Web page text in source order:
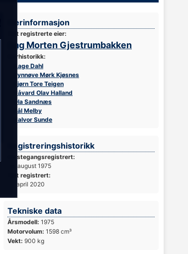
Eierinformasjon
Sist registrerte eier:
Dag Morten Gjestrumbakken
Eierhistorikk:
Aage Dahl
Synnøve Mørk Kjøsnes
Bjørn Tore Teigen
Håvard Olav Halland
Ola Sandnæs
Pål Melby
Halvor Sunde
Registreringshistorikk
Førstegangsregistrert:
28. august 1975
Sist registrert:
21. april 2020
Tekniske data
Årsmodell: 1975
Motorvolum: 1598 cm³
Vekt: 900 kg